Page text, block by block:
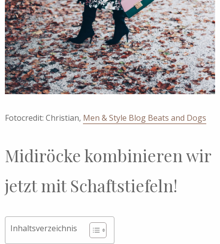
Fotocredit: Christian, Men & Style Blog Beats and Dogs
Midiröcke kombinieren wir
jetzt mit Schaftstiefeln!
Inhaltsverzeichnis